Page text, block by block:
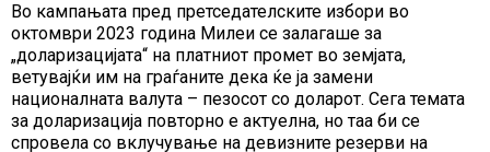
Во кампањата пред претседателските избори во
октомври 2023 година Милеи се залагаше за
„доларизацијата“ на платниот промет во земјата,
ветувајќи им на граѓаните дека ќе ја замени
националната валута – пезосот со доларот. Сега темата
за доларизација повторно е актуелна, но таа би се
спровела со вклучување на девизните резерви на